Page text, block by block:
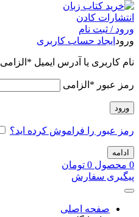
ورود / ثبت نام
ورود ایجاد حساب کاربری
نام کاربری یا آدرس ایمیل * الزامی
رمز عبور * الزامی
ورود
رمز عبور را فراموش کرده اید؟
ادامه
0 محصول 0 تومان
پیگیری سفارش
صفحه اصلی